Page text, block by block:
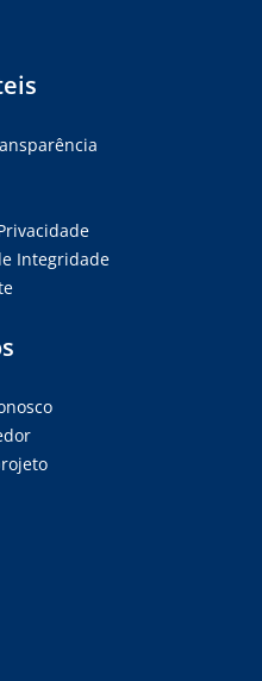
Integridade